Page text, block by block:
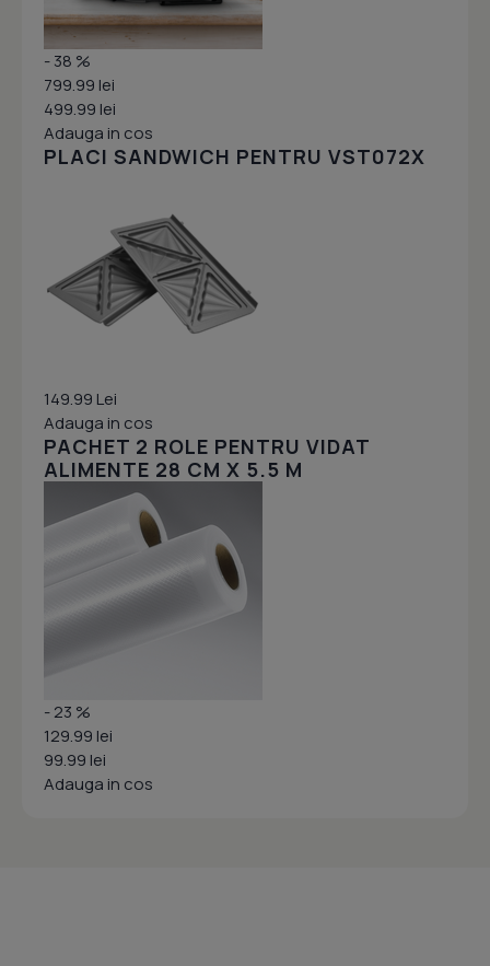
- 38 %
799.99 lei
499.99 lei
Adauga in cos
PLACI SANDWICH PENTRU VST072X
149.99 Lei
Adauga in cos
PACHET 2 ROLE PENTRU VIDAT
ALIMENTE 28 CM X 5.5 M
- 23 %
129.99 lei
99.99 lei
Adauga in cos